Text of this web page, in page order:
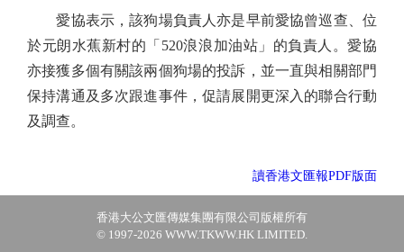
愛協表示，該狗場負責人亦是早前愛協曾巡查、位
於元朗水蕉新村的「520浪浪加油站」的負責人。愛協
亦接獲多個有關該兩個狗場的投訴，並一直與相關部門
保持溝通及多次跟進事件，促請展開更深入的聯合行動
及調查。
讀香港文匯報PDF版面
香港大公文匯傳媒集團有限公司版權所有
© 1997-2026 WWW.TKWW.HK LIMITED.